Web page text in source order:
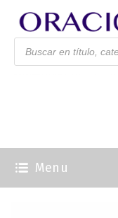
Menu